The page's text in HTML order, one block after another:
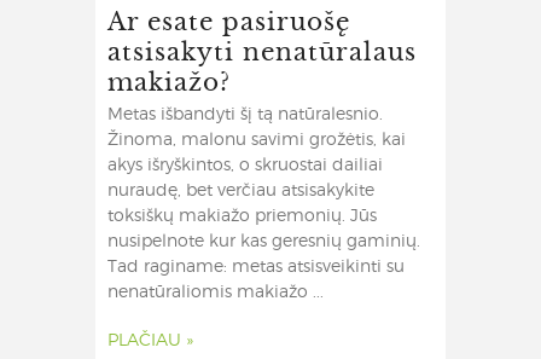
Ar esate pasiruošę
atsisakyti nenatūralaus
makiažo?
Metas išbandyti šį tą natūralesnio.
Žinoma, malonu savimi grožėtis, kai
akys išryškintos, o skruostai dailiai
nuraudę, bet verčiau atsisakykite
toksiškų makiažo priemonių. Jūs
nusipelnote kur kas geresnių gaminių.
Tad raginame: metas atsisveikinti su
nenatūraliomis makiažo ...
PLAČIAU »